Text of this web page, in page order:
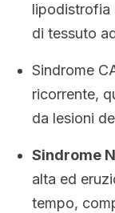
lipodistrofia
di tessuto
Sindrome
ricorrente,
da lesioni
Sindrome
alta ed
tempo,